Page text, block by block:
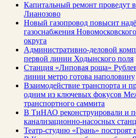
Капитальный ремонт проведут
Лианозово
Новый газопровод повысит
газоснабжения
округа
Административно-деловой
первой линии Ходынского поля
Станция «Липовая роща»
линии метро готова наполовину
Взаимодействие транспорта и
одним из ключевых фокусов
транспортного саммита
В ТиНАО реконструировали и
канализационно-насосных
Театр-студию «Грань»